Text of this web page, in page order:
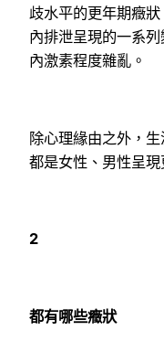
歧水平的更年期癥
內排泄呈現的一系
內激素程度雜亂。
除心理緣由之外，
都是女性、男性呈
2
都有哪些癥狀